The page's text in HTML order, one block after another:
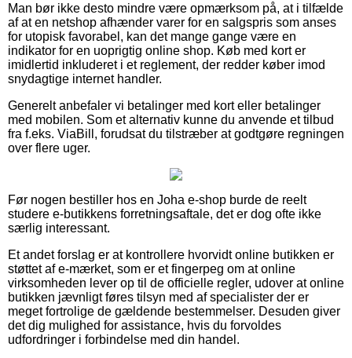
Man bør ikke desto mindre være opmærksom på, at i tilfælde
af at en netshop afhænder varer for en salgspris som anses
for utopisk favorabel, kan det mange gange være en
indikator for en uoprigtig online shop. Køb med kort er
imidlertid inkluderet i et reglement, der redder køber imod
snydagtige internet handler.
Generelt anbefaler vi betalinger med kort eller betalinger
med mobilen. Som et alternativ kunne du anvende et tilbud
fra f.eks. ViaBill, forudsat du tilstræber at godtgøre regningen
over flere uger.
Før nogen bestiller hos en Joha e-shop burde de reelt
studere e-butikkens forretningsaftale, det er dog ofte ikke
særlig interessant.
Et andet forslag er at kontrollere hvorvidt online butikken er
støttet af e-mærket, som er et fingerpeg om at online
virksomheden lever op til de officielle regler, udover at online
butikken jævnligt føres tilsyn med af specialister der er
meget fortrolige de gældende bestemmelser. Desuden giver
det dig mulighed for assistance, hvis du forvoldes
udfordringer i forbindelse med din handel.